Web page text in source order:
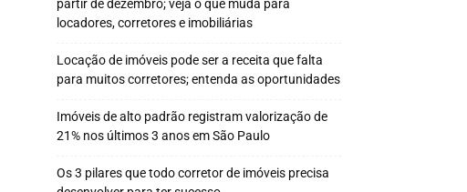
partir de dezembro; veja o que muda para
locadores, corretores e imobiliárias
Locação de imóveis pode ser a receita que falta
para muitos corretores; entenda as oportunidades
Imóveis de alto padrão registram valorização de
21% nos últimos 3 anos em São Paulo
Os 3 pilares que todo corretor de imóveis precisa